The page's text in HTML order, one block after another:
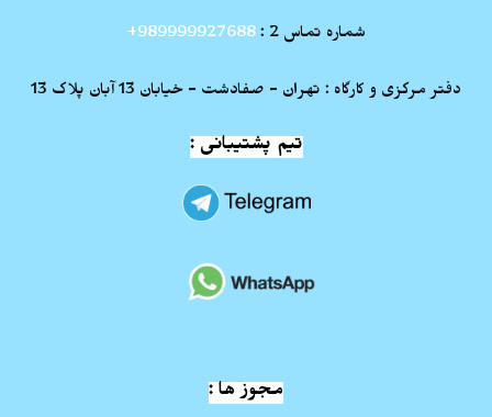
شماره تماس 2 : 989999927688+
دفتر مرکزی و کارگاه : تهران - صفادشت - خیابان 13 آبان پلاک 13
تیم پشتیبانی :
مجوز ها :